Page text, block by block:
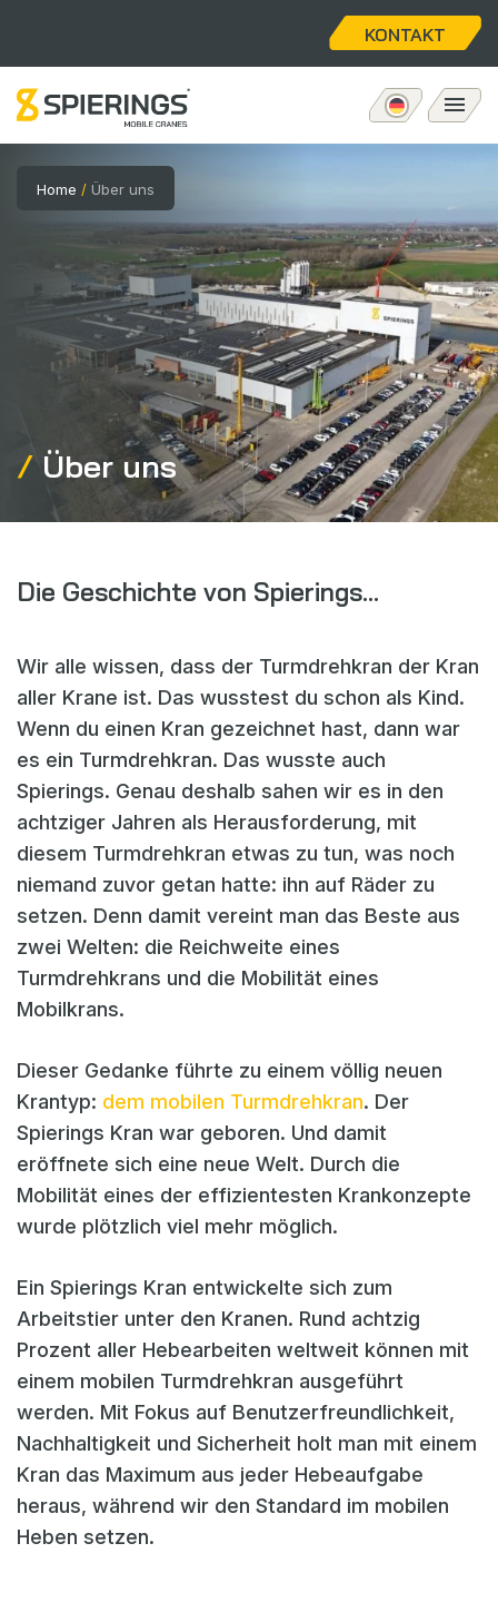
KONTAKT
Mobiler Turmdrehkran
Aftersales
Über uns
Home
Stellenangebote
My Spierings
Cookie statement
General terms and conditions
Privacy policy
Home / Über uns
Über uns
Die Geschichte von Spierings…
Wir alle wissen, dass der Turmdrehkran der Kran
aller Krane ist. Das wusstest du schon als Kind.
Wenn du einen Kran gezeichnet hast, dann war
es ein Turmdrehkran. Das wusste auch
Spierings. Genau deshalb sahen wir es in den
achtziger Jahren als Herausforderung, mit
diesem Turmdrehkran etwas zu tun, was noch
niemand zuvor getan hatte: ihn auf Räder zu
setzen. Denn damit vereint man das Beste aus
zwei Welten: die Reichweite eines
Turmdrehkrans und die Mobilität eines
Mobilkrans.
Dieser Gedanke führte zu einem völlig neuen
Krantyp: dem mobilen Turmdrehkran. Der
Spierings Kran war geboren. Und damit
eröffnete sich eine neue Welt. Durch die
Mobilität eines der effizientesten Krankonzepte
wurde plötzlich viel mehr möglich.
Ein Spierings Kran entwickelte sich zum
Arbeitstier unter den Kranen. Rund achtzig
Prozent aller Hebearbeiten weltweit können mit
einem mobilen Turmdrehkran ausgeführt
werden. Mit Fokus auf Benutzerfreundlichkeit,
Nachhaltigkeit und Sicherheit holt man mit einem
Kran das Maximum aus jeder Hebeaufgabe
heraus, während wir den Standard im mobilen
Heben setzen.